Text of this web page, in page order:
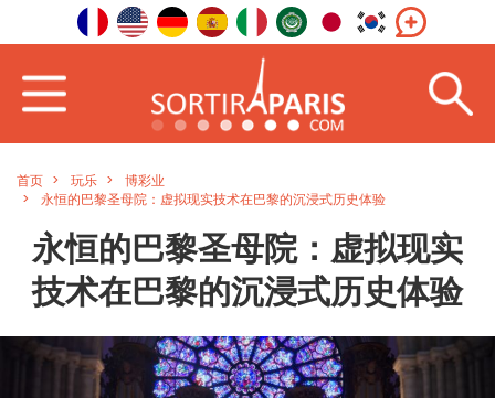
首页 玩乐
博彩业
永恒的巴黎圣母院：虚拟现实技术在巴黎的沉浸式历史体验
永恒的巴黎圣母院：虚拟现实
技术在巴黎的沉浸式历史体验